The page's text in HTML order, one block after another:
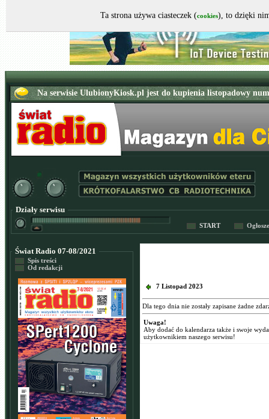
Działy serwisu
START
Świat Radio 07-08/2021
Spis treści
Od redakcji
7 Listopad 2023
Dla tego dnia nie zostały zapisane żadne
Uwaga!
Aby dodać do kalendarza także i swoje
użytkownikiem naszego serwisu!
Ta strona używa ciasteczek (cookies), to dzięki